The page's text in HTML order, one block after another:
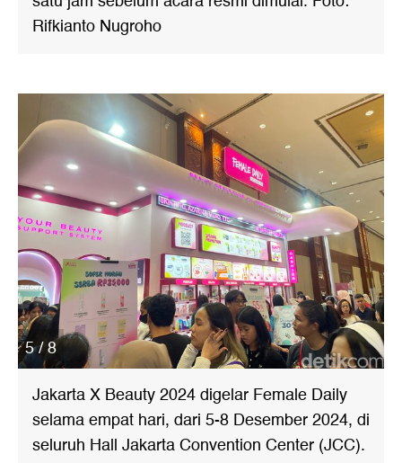
Rifkianto Nugroho
5 / 8
Jakarta X Beauty 2024 digelar Female Daily
selama empat hari, dari 5-8 Desember 2024, di
seluruh Hall Jakarta Convention Center (JCC).